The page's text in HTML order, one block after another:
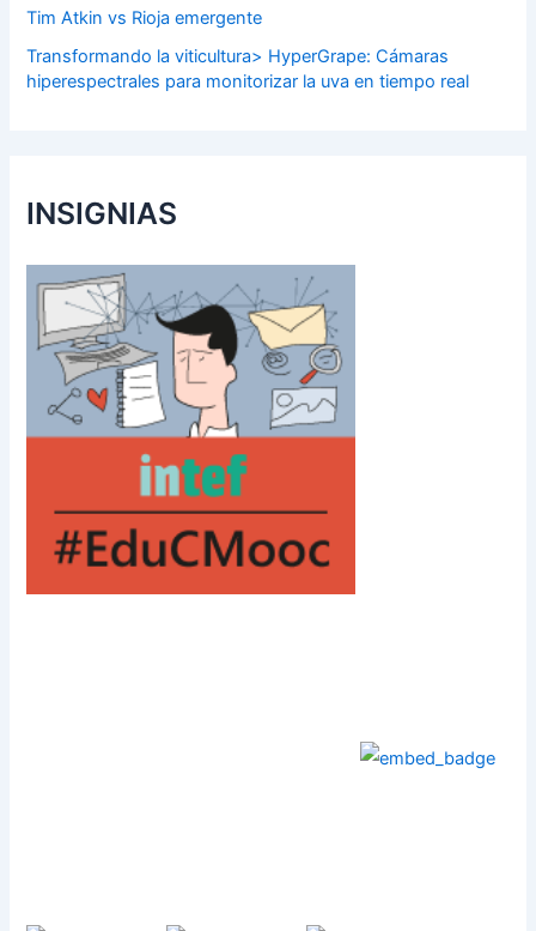
Tim Atkin vs Rioja emergente
Transformando la viticultura> HyperGrape: Cámaras
hiperespectrales para monitorizar la uva en tiempo real
INSIGNIAS